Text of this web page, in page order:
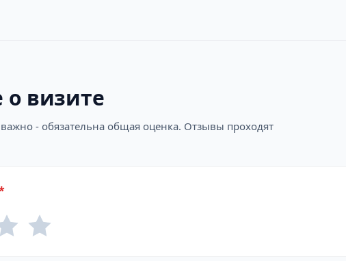
о визите
важно - обязательна общая оценка. Отзывы проходят